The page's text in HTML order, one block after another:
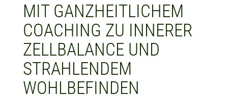
MIT GANZHEITLICHEM
COACHING ZU INNERER
ZELLBALANCE UND
STRAHLENDEM
WOHLBEFINDEN